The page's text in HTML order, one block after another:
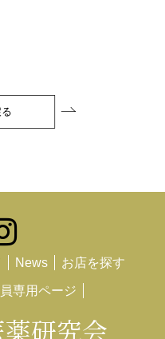
News お店を探す
専用ページ
研究会